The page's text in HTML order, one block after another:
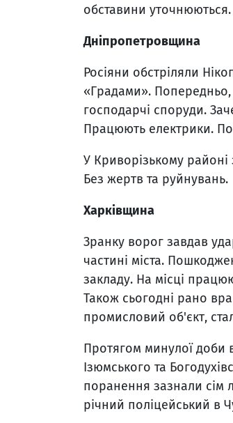
обставини уточнюються.
Дніпропетровщина
Росіяни обстріляли
«Градами». Попередньо,
господарчі споруди.
Працюють електрики.
У Криворізькому районі
Без жертв та руйнувань.
Харківщина
Зранку ворог завдав
частині міста.
закладу. На місці
Також сьогодні рано
промисловий об'єкт,
Протягом минулої доби
Ізюмського та
поранення зазнали сім
річний поліцейський в